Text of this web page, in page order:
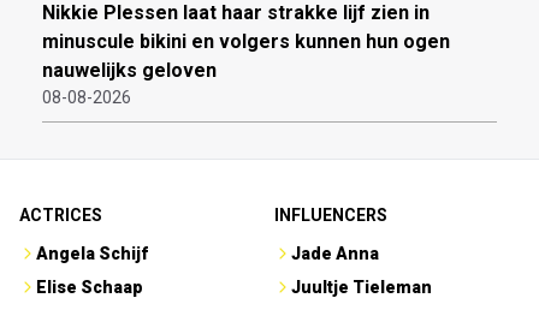
Nikkie Plessen laat haar strakke lijf zien in
minuscule bikini en volgers kunnen hun ogen
nauwelijks geloven
08-08-2026
ACTRICES
Angela Schijf
Elise Schaap
INFLUENCERS
Jade Anna
Juultje Tieleman